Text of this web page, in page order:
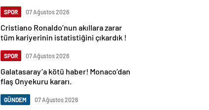
SPOR 07 Ağustos 2026
Cristiano Ronaldo’nun akıllara zarar
tüm kariyerinin istatistiğini çıkardık !
SPOR 07 Ağustos 2026
Galatasaray’a kötü haber! Monaco’dan
flaş Onyekuru kararı.
GÜNDEM 07 Ağustos 2026